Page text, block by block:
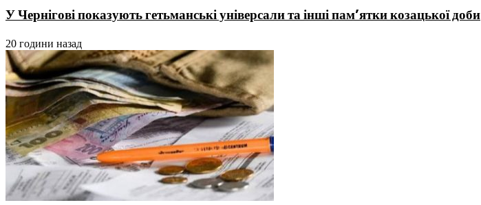
У Чернігові показують гетьманські універсали та інші пам’ятки козацької доби
20 години назад